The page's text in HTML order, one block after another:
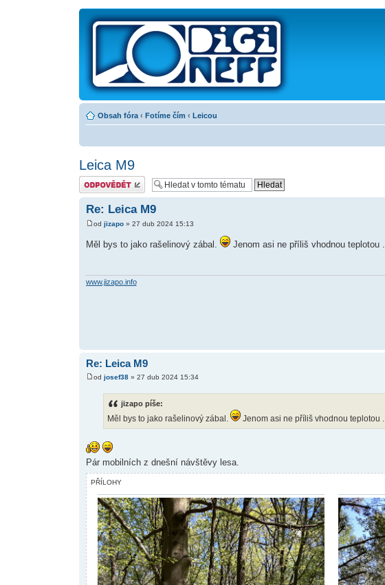
Obsah fóra ‹ Fotíme čím ‹ Leicou
Leica M9
Odeslat odpověď
Re: Leica M9
od jizapo» 27 dub 2024 15:13
Měl bys to jako rašelinový zábal. Jenom asi ne příliš vhodnou teplotou .
www.jizapo.info
Re: Leica M9
od josef38» 27 dub 2024 15:34
jizapo píše:
Měl bys to jako rašelinový zábal. Jenom asi ne příliš vhodnou teplotou .
Pár mobilních z dnešní návštěvy lesa.
PŘÍLOHY